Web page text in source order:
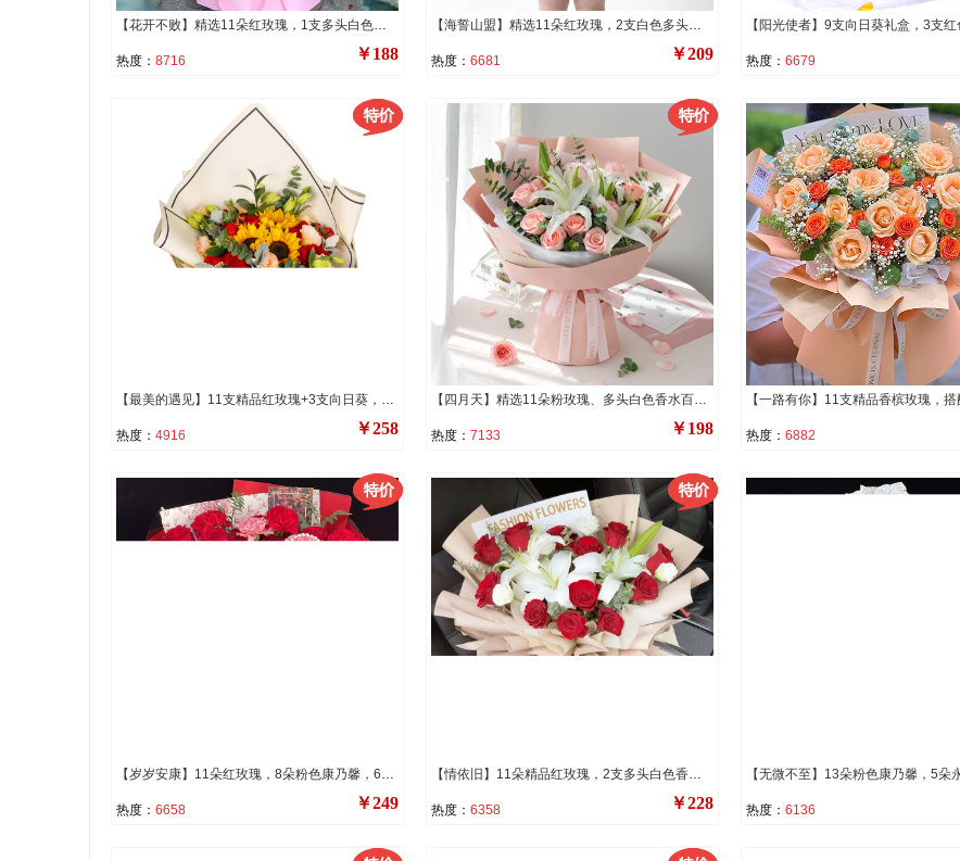
【花开不败】精选11朵红玫瑰，1支多头白色香水百合，搭配尤加利叶、满天星丰满装饰。
热度： 8716 ￥188
【海誓山盟】精选11朵红玫瑰，2支白色多头香水百合，搭配尤加利叶装饰。
热度： 6681 ￥209 热度： 6679
【最美的遇见】11支精品红玫瑰+3支向日葵，搭配5支香槟色洋桔梗、红豆、尤加利、银叶菊
热度： 4916 ￥258
【四月天】精选11朵粉玫瑰、多头白色香水百合2枝、尤加利叶装饰。
热度： 7133 ￥198 热度： 6882
【岁岁安康】11朵红玫瑰，8朵粉色康乃馨，6朵红康乃馨，1条珠串，搭配九星叶或尤加利叶装饰。
热度： 6658 ￥249
【情依旧】11朵精品红玫瑰，2支多头白色香水百合，搭配桔梗、尤加利叶间插。
热度： 6358 ￥228 热度： 6136